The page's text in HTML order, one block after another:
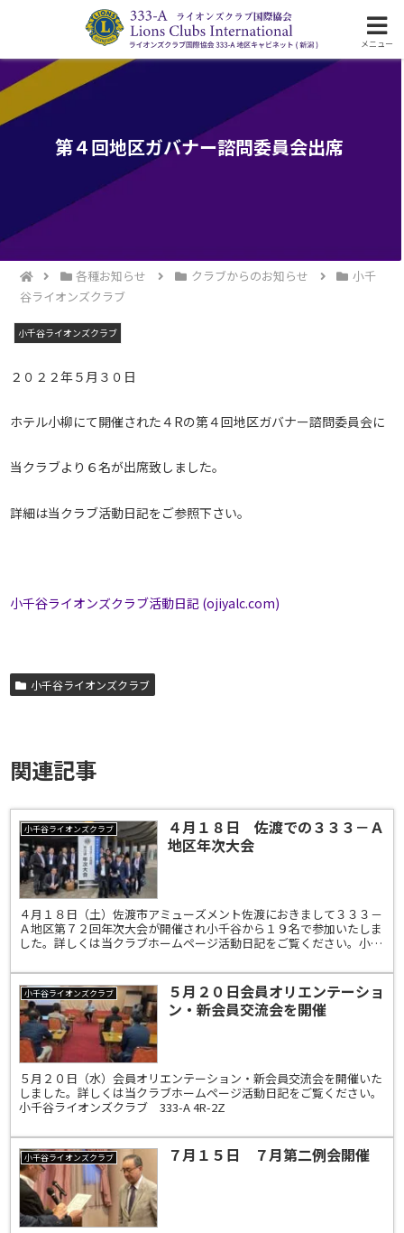
ライオンズクラブ国際協会333-A地区の活動
第４回地区ガバナー諮問委員会出席
各種お知らせ クラブからのお知らせ
小千
谷ライオンズクラブ
小千谷ライオンズクラブ
２０２２年５月３０日
ホテル小柳にて開催された４Rの第４回地区ガバナー諮問委員会に
当クラブより６名が出席致しました。
詳細は当クラブ活動日記をご参照下さい。
小千谷ライオンズクラブ活動日記 (ojiyalc.com)
小千谷ライオンズクラブ
関連記事
小千谷ライオンズクラブ
４月１８日 佐渡での３３３－Ａ
地区年次大会
４月１８日（土）佐渡市アミューズメント佐渡におきまして３３３－
Ａ地区第７２回年次大会が開催され小千谷から１９名で参加いたしま
した。詳しくは当クラブホームページ活動日記をご覧ください。小千
小千谷ライオンズクラブ
５月２０日会員オリエンテーショ
ン・新会員交流会を開催
５月２０日（水）会員オリエンテーション・新会員交流会を開催いた
しました。詳しくは当クラブホームページ活動日記をご覧ください。
小千谷ライオンズクラブ 333-A 4R-2Z
小千谷ライオンズクラブ ７月１５日 ７月第二例会開催
メニュー